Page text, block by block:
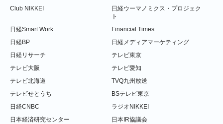
Club NIKKEI
日経ウーマノミクス・プロジェク
ト
日経Smart Work
Financial Times
日経BP
日経メディアマーケティング
日経リサーチ
テレビ東京
テレビ大阪
テレビ愛知
テレビ北海道
TVQ九州放送
テレビせとうち
BSテレビ東京
日経CNBC
ラジオNIKKEI
日本経済研究センター
日本IR協議会